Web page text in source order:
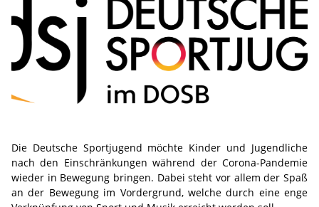
Die Deutsche Sportjugend möchte Kinder und Jugendliche
nach den Einschränkungen während der Corona-Pandemie
wieder in Bewegung bringen. Dabei steht vor allem der Spaß
an der Bewegung im Vordergrund, welche durch eine enge